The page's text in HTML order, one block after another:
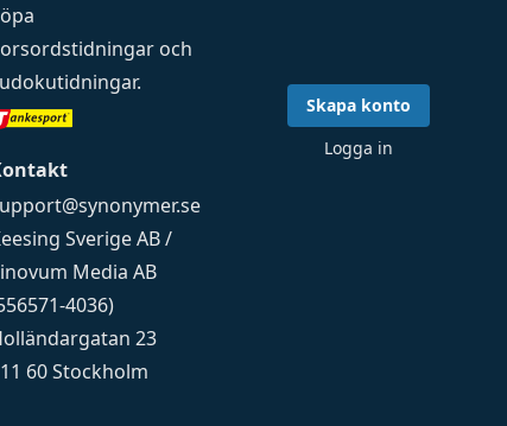
och
.
Sverige AB /
Media AB
4036)
23
60 Stockholm
Skapa konto
Logga in